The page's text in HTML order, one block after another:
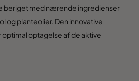
beriget med nærende ingredienser
og planteolier. Den innovative
optagelse af de aktive